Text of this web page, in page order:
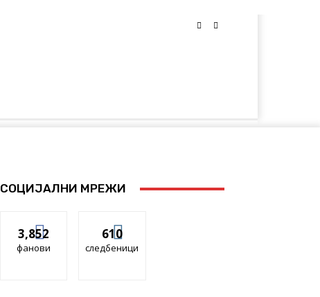
СОЦИЈАЛНИ МРЕЖИ
3,852
фанови
610
следбеници